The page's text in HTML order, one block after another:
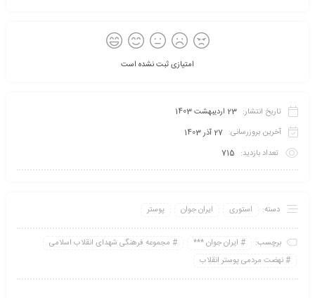
امتیازی ثبت نشده است
تاریخ انتشار: 23 اردیبهشت 1403
آخرین بروزرسانی: 27 آذر 1403
تعداد بازدید: 715
دسته: استوری ایران جوان پوستر
برچسب: ایران جوان ***
مجموعه فرهنگی شهدای انقلاب اسلامی
نهضت مردمی پوستر انقلاب